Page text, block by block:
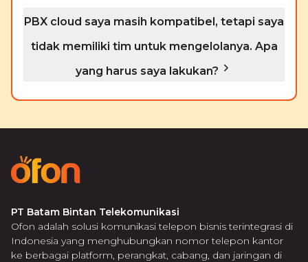
PBX cloud saya masih kompatibel, tetapi saya
tidak memiliki tim untuk mengelolanya. Apa
yang harus saya lakukan?
PT Batam Bintan Telekomunikasi
Ofon adalah solusi komunikasi telepon bisnis terintegrasi di
Indonesia yang menghubungkan nomor telepon kantor
ke berbagai platform, perangkat, cabang, dan jaringan di